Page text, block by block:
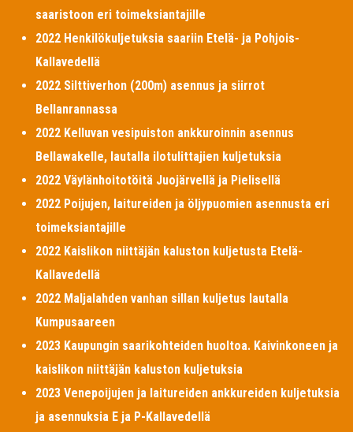
saaristoon eri toimeksiantajille
2022 Henkilökuljetuksia saariin Etelä- ja Pohjois-
Kallavedellä
2022 Silttiverhon (200m) asennus ja siirrot
Bellanrannassa
2022 Kelluvan vesipuiston ankkuroinnin asennus
Bellawakelle, lautalla ilotulittajien kuljetuksia
2022 Väylänhoitotöitä Juojärvellä ja Pielisellä
2022 Poijujen, laitureiden ja öljypuomien asennusta eri
toimeksiantajille
2022 Kaislikon niittäjän kaluston kuljetusta Etelä-
Kallavedellä
2022 Maljalahden vanhan sillan kuljetus lautalla
Kumpusaareen
2023 Kaupungin saarikohteiden huoltoa. Kaivinkoneen ja
kaislikon niittäjän kaluston kuljetuksia
2023 Venepoijujen ja laitureiden ankkureiden kuljetuksia
ja asennuksia E ja P-Kallavedellä